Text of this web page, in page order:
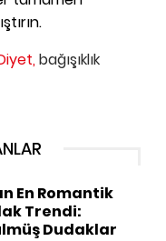
bağışıklık
En Romantik
Trendi:
Dudaklar